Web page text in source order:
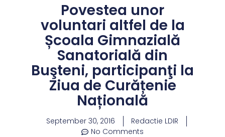
Povestea unor
voluntari altfel de la
Școala Gimnazială
Sanatorială din
Buşteni, participanţi la
Ziua de Curățenie
Națională
September 30, 2016
Redactie LDIR
No Comments